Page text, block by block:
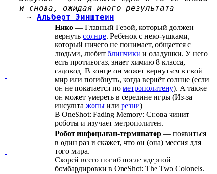
и снова, ожидая иного результата
~ Альберт Эйнштейн
Нико — Главный Герой, который должен
вернуть солнце. Ребёнок с неко-ушками,
который ничего не понимает, общается с
людьми, любит блинчики и оладушки. У него
есть противогаз, знает химию 8 класса,
садовод. В конце он может вернуться в свой
мир или погибнуть, когда вернёт солнце (если
он не покатается по метрополитену). А также
он может умереть в середине игры (Из-за
инсульта жопы или резни)
B OneShot: Fading Memory: Снова чинит
роботы и изучает метрополитен.
Робот инфоцыган-терминатор — появиться
в один раз и скажет, что он (она) мессия для
того мира.
Скорей всего погиб после ядерной
бомбардировки в OneShot: The Two Colonels.